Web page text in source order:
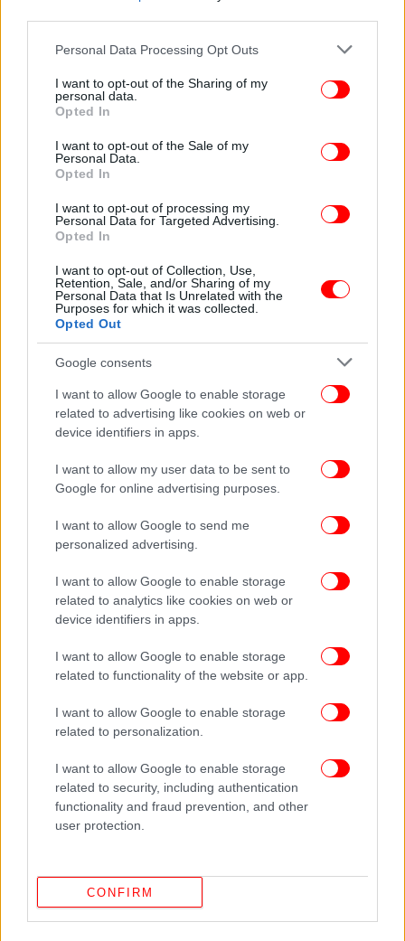
Please note that this website/app uses one or more Google
not limited to your visit or usage behaviour. You may click to
grant or deny consent to Google and its third-party tags to
use your data for below specified purposes in below Google
consent section.
Personal Data Processing Opt Outs
I want to opt-out of the Sharing of my
personal data.
Opted In
I want to opt-out of the Sale of my
Personal Data.
Opted In
I want to opt-out of processing my
Personal Data for Targeted Advertising.
Opted In
I want to opt-out of Collection, Use,
Retention, Sale, and/or Sharing of my
Personal Data that Is Unrelated with the
Purposes for which it was collected.
Opted Out
Google consents
I want to allow Google to enable storage
related to advertising like cookies on web or
device identifiers in apps.
I want to allow my user data to be sent to
Google for online advertising purposes.
I want to allow Google to send me
personalized advertising.
I want to allow Google to enable storage
related to analytics like cookies on web or
device identifiers in apps.
I want to allow Google to enable storage
related to functionality of the website or app.
I want to allow Google to enable storage
related to personalization.
I want to allow Google to enable storage
related to security, including authentication
functionality and fraud prevention, and other
user protection.
CONFIRM
Η ιστορία τουiefimerida.gr
είναι, από πολλές
απόψεις, η ιστορία των τελευταίων 15 χρόνων της
Ελλάδας.
μεγάλωσε παράλληλα με την ανάκαμψη της χώρας,
καταγράφοντας στιγμές αβεβαιότητας, φόβου,
Σήμερα, αποτελεί την κορυφαία ψηφιακή
εφημερίδα της Ελλάδας, υπενθυμίζοντας ότι η
σοβαρή δημοσιογραφία, που σέβεται τη
δεοντολογία, την αξιόπιστη ενημέρωση και την
ξεκάθαρη δημοσιογραφική φωνή, εξακολουθεί να
έχει σημασία σε μια εποχή διαρκούς ροής
πληροφοριών, με πολλές εξ αυτών να είναι
ΠΕΡΙΣΣΟΤΕΡΑ ΒΙΝΤΕΟ